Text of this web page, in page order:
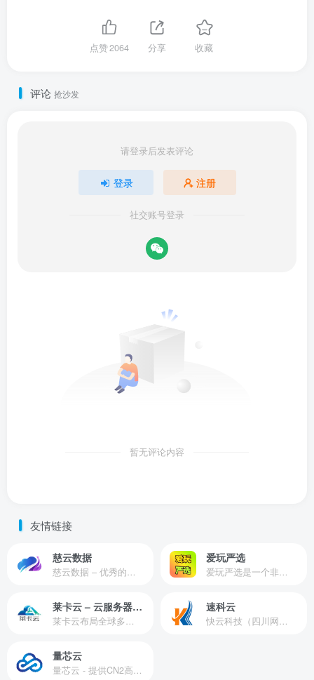
点赞2064 分享 收藏
评论 抢沙发
请登录后发表评论
登录 注册
社交账号登录
暂无评论内容
友情链接
慈云数据
慈云数据 – 优秀的云服务器服务商，提供最具有性价比的产品。慈云数据是开发者必不可少的良心云
爱玩严选
爱玩严选是一个非常有保障且性价比极高的虚拟商城，包括但不限于苹果证书、技术指导、会员充值等多种虚拟服务！
莱卡云 – 云服务器提供商
莱卡云布局全球多个地理区域。提供服务有：境外云服务器、国内云服务器、独立服务器、服务器托管、CDN、SSL证书、游戏服务器等业务。
速科云
快云科技（四川网联快云科技有限公司）成立于2021年，主营互联网业务平台服务提供商。公司专注为用户提供低价高性能云计算产品，致力于云计算应用的易用性开发，并引导云计算在国内普及
量芯云
量芯云 - 提供CN2高速香港美国云服务器&专业高防服务器租用等云服务器供应商